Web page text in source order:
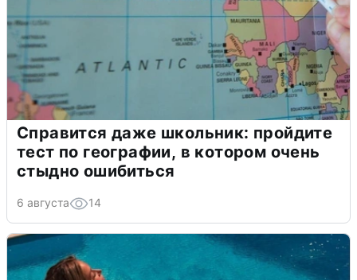
Справится даже школьник: пройдите
тест по географии, в котором очень
стыдно ошибиться
6 августа 14